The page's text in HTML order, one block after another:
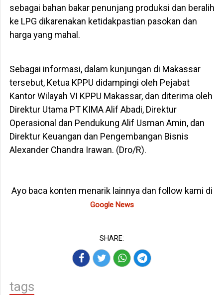
sebagai bahan bakar penunjang produksi dan beralih
ke LPG dikarenakan ketidakpastian pasokan dan
harga yang mahal.
Sebagai informasi, dalam kunjungan di Makassar
tersebut, Ketua KPPU didampingi oleh Pejabat
Kantor Wilayah VI KPPU Makassar, dan diterima oleh
Direktur Utama PT KIMA Alif Abadi, Direktur
Operasional dan Pendukung Alif Usman Amin, dan
Direktur Keuangan dan Pengembangan Bisnis
Alexander Chandra Irawan. (Dro/R).
Ayo baca konten menarik lainnya dan follow kami di
Google News
SHARE:
tags